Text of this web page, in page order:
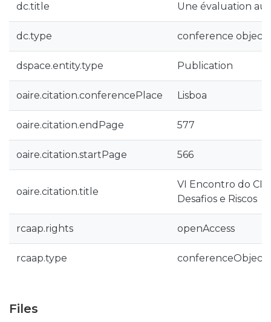
dc.title Une évaluation au
dc.type conference object
dspace.entity.type Publication
oaire.citation.conferencePlace Lisboa
oaire.citation.endPage 577
oaire.citation.startPage 566
oaire.citation.title
VI Encontro do
Desafios e Riscos
rcaap.rights openAccess
rcaap.type conferenceObject
Files